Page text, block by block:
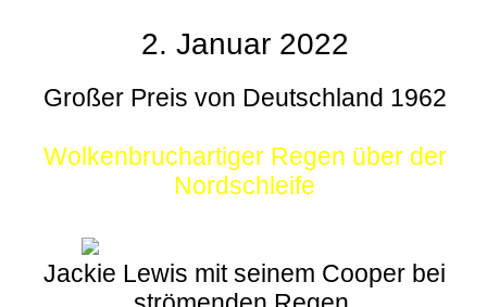
2. Januar 2022
Großer Preis von Deutschland 1962
Wolkenbruchartiger Regen über der
Nordschleife
Jackie Lewis mit seinem Cooper bei